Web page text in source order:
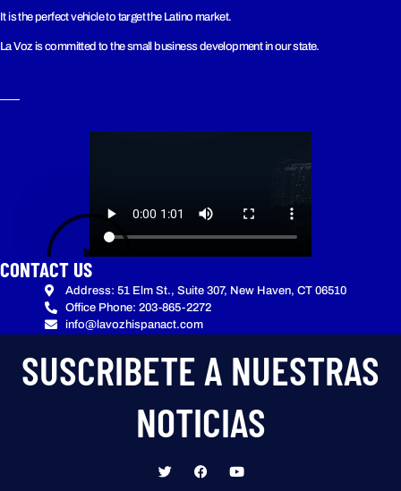
It is the perfect vehicle to target the Latino market.
La Voz is committed to the small business development in our state.
CONTACT US
Address: 51 Elm St., Suite 307, New Haven, CT 06510
Office Phone: 203-865-2272
info@lavozhispanact.com
SUSCRIBETE A NUESTRAS
NOTICIAS